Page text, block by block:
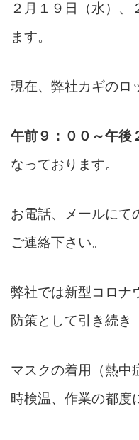
２月１９日（水）、
ます。
現在、弊社カギのロ
午前９：００～午後
なっております。
お電話、メールにて
ご連絡下さい。
弊社では新型コロナ
防策として引き続き
マスクの着用（熱中
時検温、作業の都度